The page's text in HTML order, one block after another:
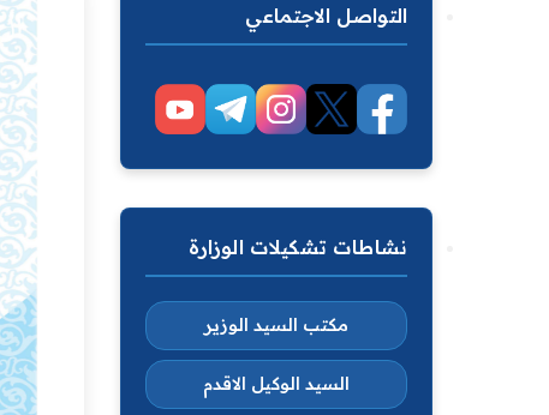
التواصل الاجتماعي
نشاطات تشكيلات الوزارة
مكتب السيد الوزير
السيد الوكيل الاقدم